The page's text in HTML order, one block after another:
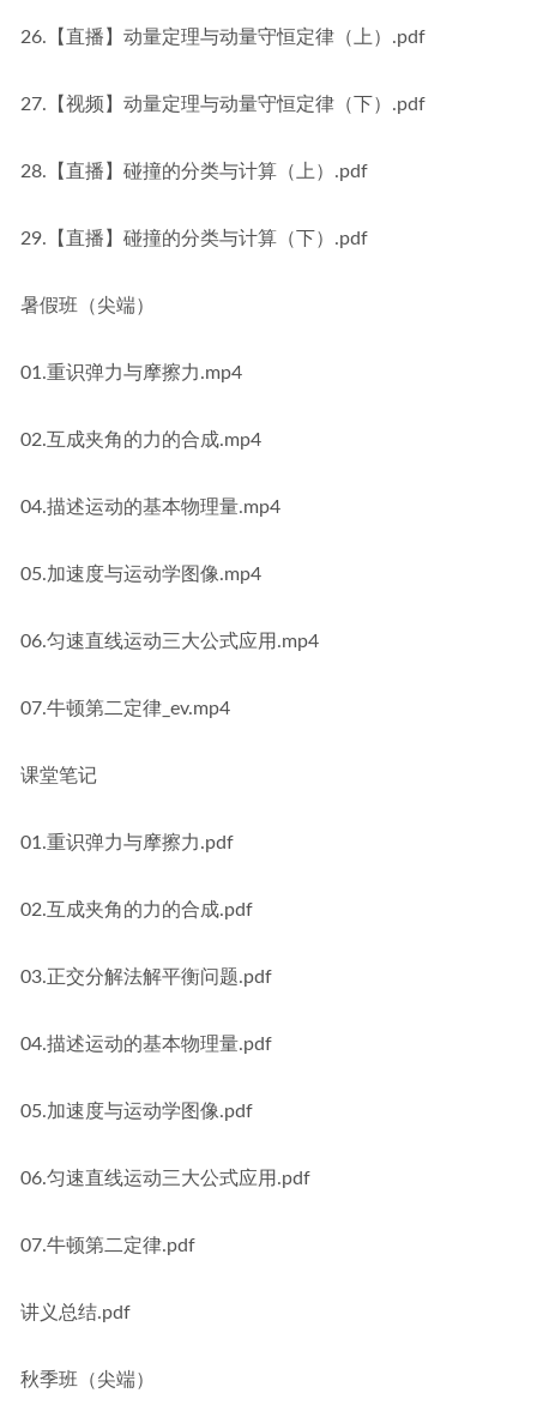
26.【直播】动量定理与动量守恒定律（上）.pdf
27.【视频】动量定理与动量守恒定律（下）.pdf
28.【直播】碰撞的分类与计算（上）.pdf
29.【直播】碰撞的分类与计算（下）.pdf
暑假班（尖端）
01.重识弹力与摩擦力.mp4
02.互成夹角的力的合成.mp4
04.描述运动的基本物理量.mp4
05.加速度与运动学图像.mp4
06.匀速直线运动三大公式应用.mp4
07.牛顿第二定律_ev.mp4
课堂笔记
01.重识弹力与摩擦力.pdf
02.互成夹角的力的合成.pdf
03.正交分解法解平衡问题.pdf
04.描述运动的基本物理量.pdf
05.加速度与运动学图像.pdf
06.匀速直线运动三大公式应用.pdf
07.牛顿第二定律.pdf
讲义总结.pdf
秋季班（尖端）